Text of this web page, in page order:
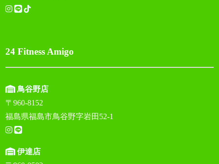
24 Fitness Amigo
鳥谷野店
〒960-8152
福島県福島市鳥谷野字岩田52-1
伊達店